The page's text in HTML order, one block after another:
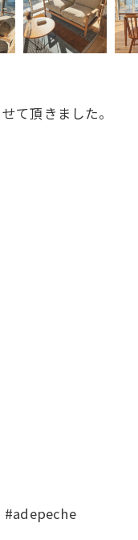
て頂きました。
#adepeche